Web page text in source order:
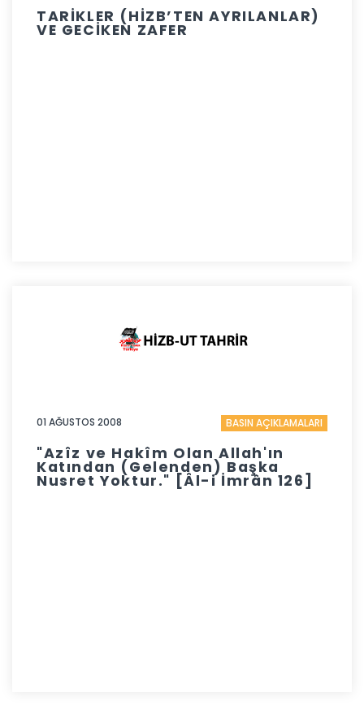
TARİKLER (HİZB’TEN AYRILANLAR)
VE GECİKEN ZAFER
01 AĞUSTOS 2008 BASIN AÇIKLAMALARI
"Azîz ve Hakîm Olan Allah'ın
Katından (Gelenden) Başka
Nusret Yoktur." [Âl-i İmrân 126]